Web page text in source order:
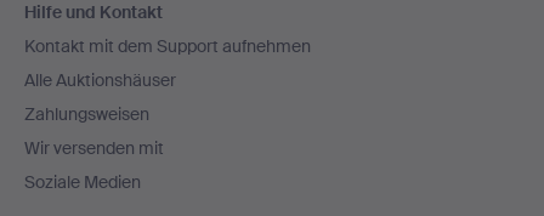
Navigation
Hilfe und Kontakt
Kontakt mit dem Support aufnehmen
Alle Auktionshäuser
Zahlungsweisen
Wir versenden mit
Soziale Medien